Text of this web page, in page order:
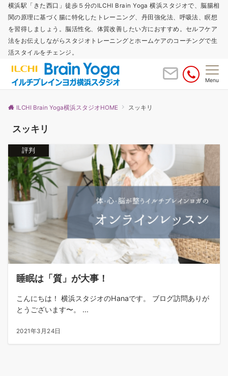
横浜駅「きた西口」徒歩５分のILCHI Brain Yoga 横浜スタジオで、脳腸相
関の原理に基づく腸に特化したトレーニング、丹田強化法、呼吸法、瞑想
を習得しましょう。脳活性化、体質改善したい方におすすめ。セルフケア
法をお伝えしながらスタジオトレーニングとホームケアのコーチングで生
活スタイルをチェンジ。
Menu
ILCHI Brain Yoga横浜スタジオHOME スッキリ
スッキリ
評判
睡眠は「質」が大事！
こんにちは！ 横浜スタジオのHanaです。 ブログ訪問ありが
とうございます〜。 ...
2021年3月24日